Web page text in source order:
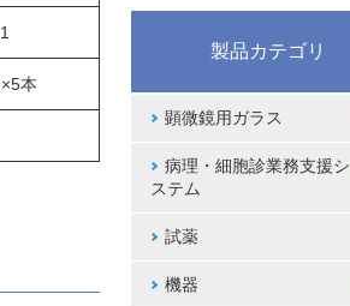
本
製品カテゴリ
顕微鏡用ガラス
病理・細胞診業務支援シ
ステム
試薬
機器